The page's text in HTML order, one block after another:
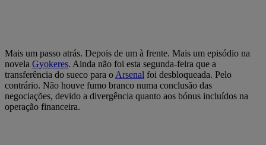
Mais um passo atrás. Depois de um à frente. Mais um episódio na
novela Gyokeres. Ainda não foi esta segunda-feira que a
transferência do sueco para o Arsenal foi desbloqueada. Pelo
contrário. Não houve fumo branco numa conclusão das
negociações, devido a divergência quanto aos bónus incluídos na
operação financeira.